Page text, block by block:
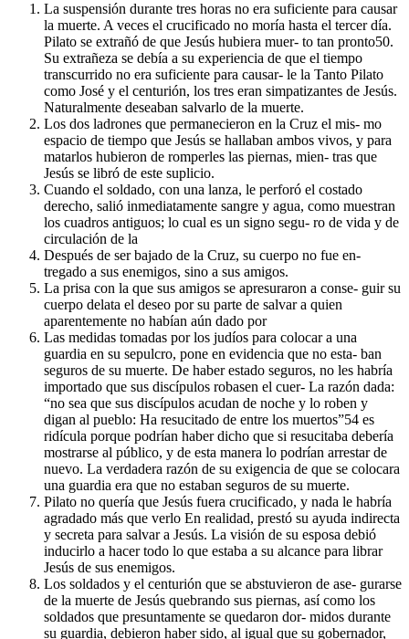
La suspensión durante tres horas no era suficiente para causar
la muerte. A veces el crucificado no moría hasta el tercer día.
Pilato se extrañó de que Jesús hubiera muer- to tan pronto50.
Su extrañeza se debía a su experiencia de que el tiempo
transcurrido no era suficiente para causar- le la Tanto Pilato
como José y el centurión, los tres eran simpatizantes de Jesús.
Naturalmente deseaban salvarlo de la muerte.
Los dos ladrones que permanecieron en la Cruz el mis- mo
espacio de tiempo que Jesús se hallaban ambos vivos, y para
matarlos hubieron de romperles las piernas, mien- tras que
Jesús se libró de este suplicio.
Cuando el soldado, con una lanza, le perforó el costado
derecho, salió inmediatamente sangre y agua, como muestran
los cuadros antiguos; lo cual es un signo segu- ro de vida y de
circulación de la
Después de ser bajado de la Cruz, su cuerpo no fue en-
tregado a sus enemigos, sino a sus amigos.
La prisa con la que sus amigos se apresuraron a conse- guir su
cuerpo delata el deseo por su parte de salvar a quien
aparentemente no habían aún dado por
Las medidas tomadas por los judíos para colocar a una
guardia en su sepulcro, pone en evidencia que no esta- ban
seguros de su muerte. De haber estado seguros, no les habría
importado que sus discípulos robasen el cuer- La razón dada:
“no sea que sus discípulos acudan de noche y lo roben y
digan al pueblo: Ha resucitado de entre los muertos”54 es
ridícula porque podrían haber dicho que si resucitaba debería
mostrarse al público, y de esta manera lo podrían arrestar de
nuevo. La verdadera razón de su exigencia de que se colocara
una guardia era que no estaban seguros de su muerte.
Pilato no quería que Jesús fuera crucificado, y nada le habría
agradado más que verlo En realidad, prestó su ayuda indirecta
y secreta para salvar a Jesús. La visión de su esposa debió
inducirlo a hacer todo lo que estaba a su alcance para librar
Jesús de sus enemigos.
Los soldados y el centurión que se abstuvieron de ase- gurarse
de la muerte de Jesús quebrando sus piernas, así como los
soldados que presuntamente se quedaron dor- midos durante
su guardia, debieron haber sido, al igual que su gobernador,